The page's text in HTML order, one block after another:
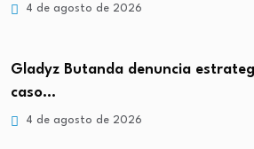
4 de agosto de 2026
Gladyz Butanda denuncia
caso…
4 de agosto de 2026